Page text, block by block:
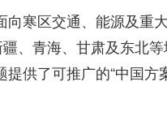
向寒区交通、能源及重
、青海、甘肃及东北
供了可推广的“中国方